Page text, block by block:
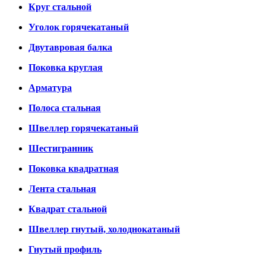
Круг стальной
Уголок горячекатаный
Двутавровая балка
Поковка круглая
Арматура
Полоса стальная
Швеллер горячекатаный
Шестигранник
Поковка квадратная
Лента стальная
Квадрат стальной
Швеллер гнутый, холоднокатаный
Гнутый профиль